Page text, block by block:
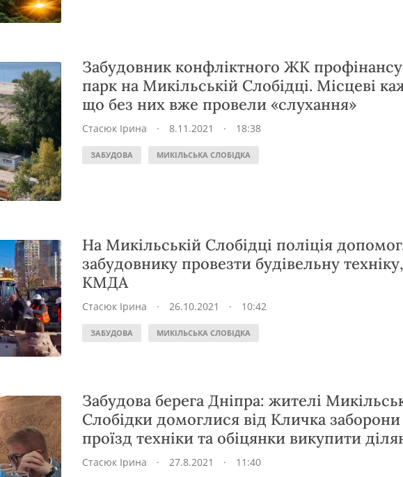
Забудовник конфліктного ЖК
парк на Микільській Слобідці. Місцеві
що без них вже провели «слухання»
Стасюк Ірина · 8.11.2021 · 18:38
ЗАБУДОВА МИКІЛЬСЬКА СЛОБІДКА
На Микільській Слобідці поліція
забудовнику провезти будівельну
КМДА
Стасюк Ірина · 26.10.2021 · 10:42
ЗАБУДОВА МИКІЛЬСЬКА СЛОБІДКА
Забудова берега Дніпра: жителі
Слобідки домоглися від Кличка
проїзд техніки та обіцянки викупити
Стасюк Ірина · 27.8.2021 · 11:40